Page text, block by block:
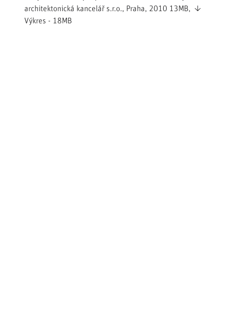
architektonická kancelář s.r.o., Praha, 2010 13MB, ↓
Výkres - 18MB